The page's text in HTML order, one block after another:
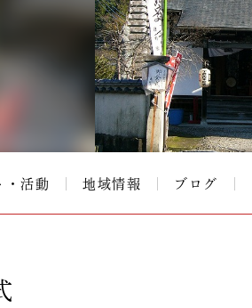
・活動 地域情報 ブログ